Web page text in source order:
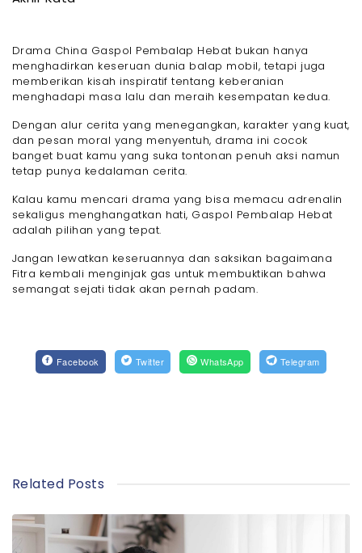
Drama China Gaspol Pembalap Hebat bukan hanya
menghadirkan keseruan dunia balap mobil, tetapi juga
memberikan kisah inspiratif tentang keberanian
menghadapi masa lalu dan meraih kesempatan kedua.
Dengan alur cerita yang menegangkan, karakter yang kuat,
dan pesan moral yang menyentuh, drama ini cocok
banget buat kamu yang suka tontonan penuh aksi namun
tetap punya kedalaman cerita.
Kalau kamu mencari drama yang bisa memacu adrenalin
sekaligus menghangatkan hati, Gaspol Pembalap Hebat
adalah pilihan yang tepat.
Jangan lewatkan keseruannya dan saksikan bagaimana
Fitra kembali menginjak gas untuk membuktikan bahwa
semangat sejati tidak akan pernah padam.
Facebook Twitter WhatsApp Telegram
Related Posts